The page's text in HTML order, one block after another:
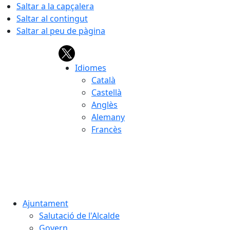
Saltar a la capçalera
Saltar al contingut
Saltar al peu de pàgina
Idiomes
Català
Castellà
Anglès
Alemany
Francès
Ajuntament
Salutació de l'Alcalde